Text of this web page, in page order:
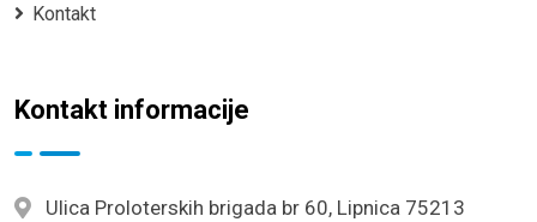
Kontakt
Kontakt informacije
Ulica Proloterskih brigada br 60, Lipnica 75213